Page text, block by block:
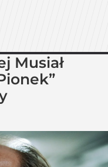
Musiał